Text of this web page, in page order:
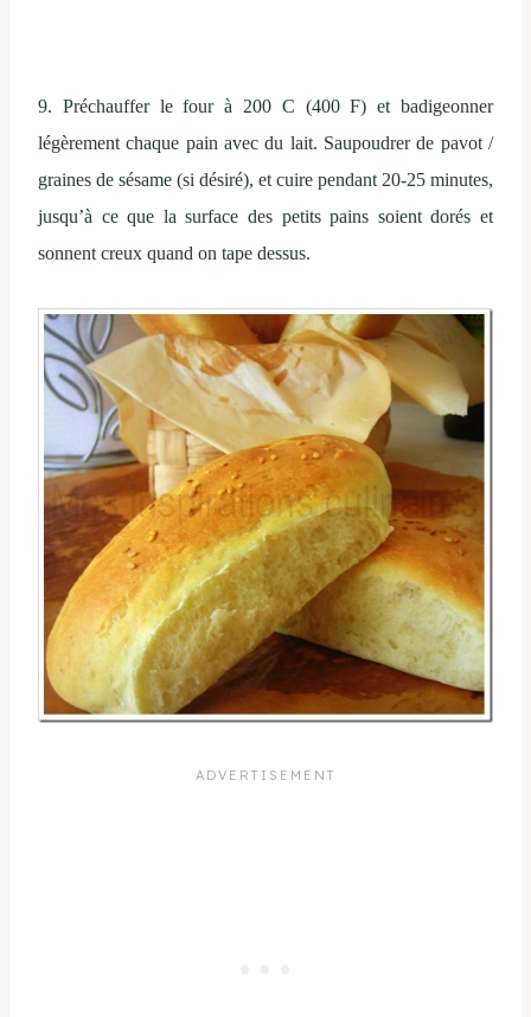
9. Préchauffer le four à 200 C (400 F) et badigeonner
légèrement chaque pain avec du lait. Saupoudrer de pavot /
graines de sésame (si désiré), et cuire pendant 20-25 minutes,
jusqu’à ce que la surface des petits pains soient dorés et
sonnent creux quand on tape dessus.